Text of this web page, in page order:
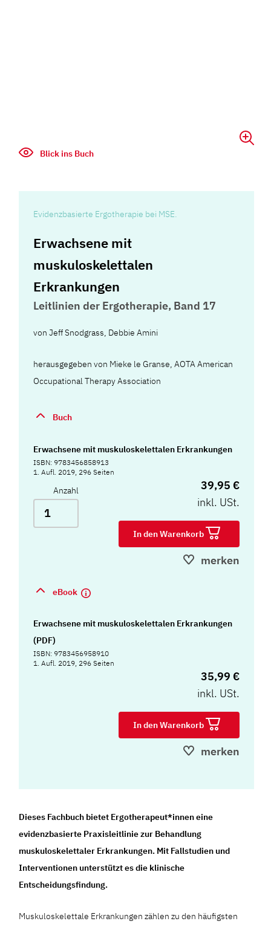
Blick ins Buch
Evidenzbasierte Ergotherapie bei MSE.
Erwachsene mit
muskuloskelettalen
Erkrankungen
Leitlinien der Ergotherapie, Band 17
vonJeff Snodgrass, Debbie Amini
herausgegeben von Mieke le Granse, AOTA American
Occupational Therapy Association
Buch
Erwachsene mit muskuloskelettalen Erkrankungen
ISBN: 9783456858913
1. Aufl. 2019, 296 Seiten
Anzahl
39,95 €
inkl. USt.
In den Warenkorb
merken
eBook
Erwachsene mit muskuloskelettalen Erkrankungen
(PDF)
ISBN: 9783456958910
1. Aufl. 2019, 296 Seiten
35,99 €
inkl. USt.
In den Warenkorb
merken
Dieses Fachbuch bietet Ergotherapeut*innen eine
evidenzbasierte Praxisleitlinie zur Behandlung
muskuloskelettaler Erkrankungen. Mit Fallstudien und
Interventionen unterstützt es die klinische
Entscheidungsfindung.
Muskuloskelettale Erkrankungen zählen zu den häufigsten